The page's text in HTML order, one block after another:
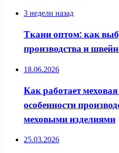
3 недели назад
Ткани оптом: как
производства и
18.06.2026
Как работает
особенности
меховыми изделиями
25.03.2026